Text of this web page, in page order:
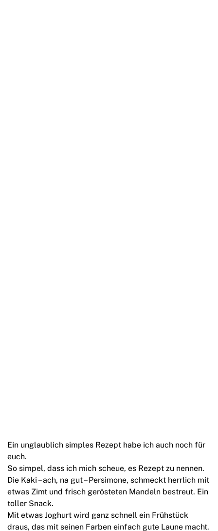
Ein unglaublich simples Rezept habe ich auch noch für
euch.
So simpel, dass ich mich scheue, es Rezept zu nennen.
Die Kaki – ach, na gut – Persimone, schmeckt herrlich mit
etwas Zimt und frisch gerösteten Mandeln bestreut. Ein
toller Snack.
Mit etwas Joghurt wird ganz schnell ein Frühstück
draus, das mit seinen Farben einfach gute Laune macht.